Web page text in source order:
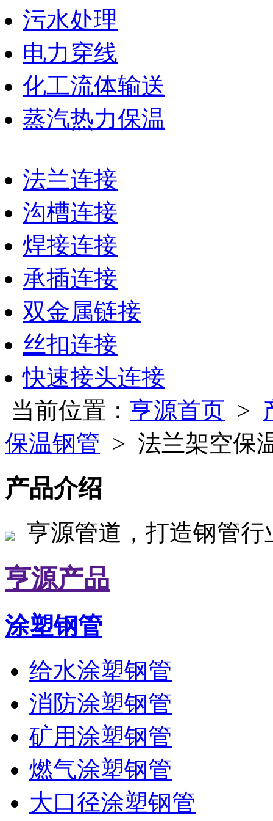
污水处理
电力穿线
化工流体输送
蒸汽热力保温
法兰连接
沟槽连接
焊接连接
承插连接
双金属链接
丝扣连接
快速接头连接
当前位置： 亨源首页 >
保温钢管 > 法兰架空保
产品介绍
亨源管道，打造钢管
亨源产品
涂塑钢管
给水涂塑钢管
消防涂塑钢管
矿用涂塑钢管
燃气涂塑钢管
大口径涂塑钢管